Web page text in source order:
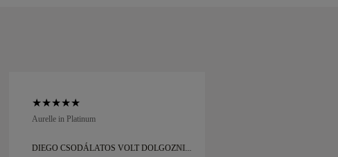
Aurelle in Platinum
DIEGO CSODÁLATOS VOLT DOLGOZNI...